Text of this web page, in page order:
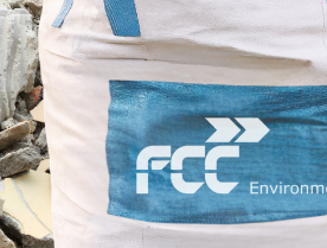
NASTĘPNY ARTYKUŁ
wstrząs w Zabrzu i sąsiednich
miastach [AKTUALIZACJA]